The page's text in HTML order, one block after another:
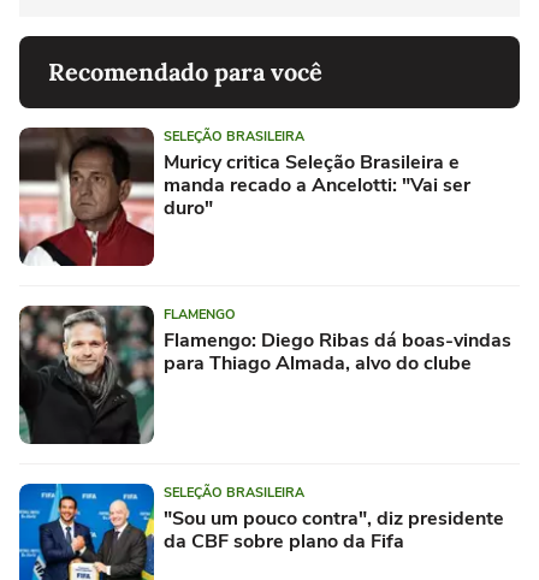
Recomendado para você
SELEÇÃO BRASILEIRA
Muricy critica Seleção Brasileira e
manda recado a Ancelotti: "Vai ser
duro"
FLAMENGO
Flamengo: Diego Ribas dá boas-vindas
para Thiago Almada, alvo do clube
SELEÇÃO BRASILEIRA
"Sou um pouco contra", diz presidente
da CBF sobre plano da Fifa